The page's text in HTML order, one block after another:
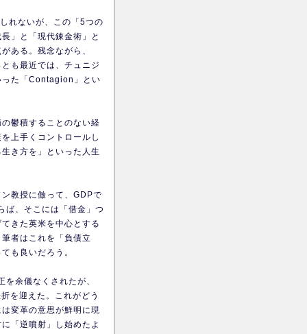
れないが、この「5つの
」と「現代錬金術」と
ある。残念ながら、
も最近では、チュニジ
った「Contagion」とい
鬱積することのない経
上手くコントロールし
き方を」といった人生
教授に倣って、GDPで
ば、そこには「借金」つ
きた英米を中心とする
者はこれを「負債立
ても良いだろう。
余儀なくされたが、
を迎えた。これがどう
変革の意思が鮮明に現
「逆噴射」し始めたよ